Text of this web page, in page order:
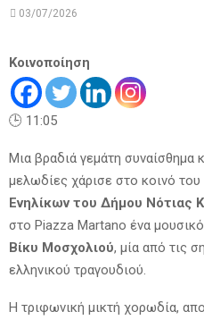
03/07/2026
Κοινοποίηση
🕒 11:05
Μια βραδιά γεμάτη συναίσθημα
μελωδίες χάρισε στο κοινό του
Ενηλίκων του Δήμου Νότιας
στο Piazza Martano ένα
Βίκυ Μοσχολιού, μία από τις
ελληνικού τραγουδιού.
Η τριφωνική μικτή χορωδία,